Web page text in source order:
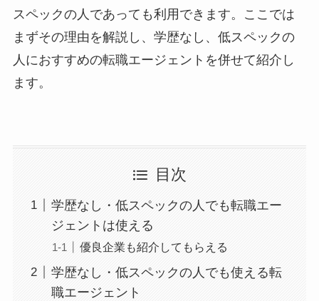
スペックの人であっても利用できます。
ここでは
まずその理由を解説し、学歴なし、低スペックの
人におすすめの転職エージェントを併せて紹介し
ます。
目次
学歴なし・低スペックの人でも転職エー
ジェントは使える
優良企業も紹介してもらえる
学歴なし・低スペックの人でも使える転
職エージェント